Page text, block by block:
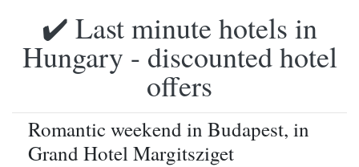
✔️ Last minute hotels in
Hungary - discounted hotel
offers
Romantic weekend in Budapest, in
Grand Hotel Margitsziget